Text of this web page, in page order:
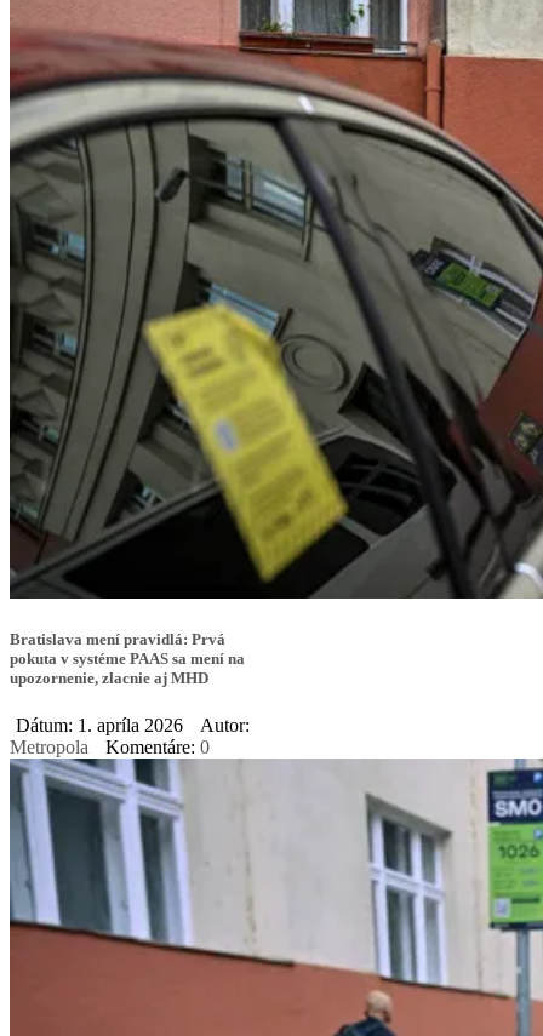
Bratislava mení pravidlá: Prvá
pokuta v systéme PAAS sa mení na
upozornenie, zlacnie aj MHD
Dátum: 1. apríla 2026
Autor:
Metropola
Komentáre: 0